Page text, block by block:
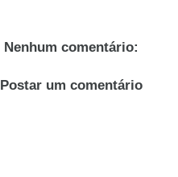
Nenhum comentário:
Postar um comentário